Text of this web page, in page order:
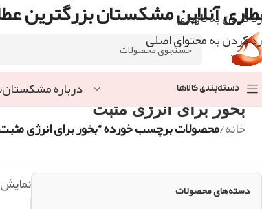
رد کردن به ناوبری
رد کردن به محتوای اصلی
آنلاین مشکستان بزرگترین
دسته‌بندی کالاها درباره مشکستان
بخور برای انرژی مثبت
خانه/محصولات برچسب خورده “بخور برای انرژی
دسته‌های محصولات